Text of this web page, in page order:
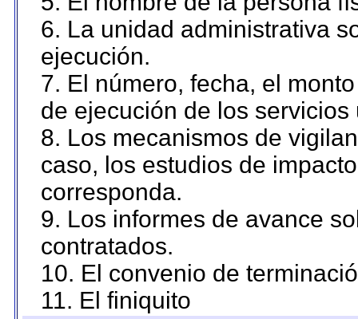
6. La unidad administrativa
ejecución.
7. El número, fecha, el
de ejecución de los servicios
8. Los mecanismos de
caso, los estudios de
corresponda.
9. Los informes de avance
contratados.
10. El convenio de
11. El finiquito